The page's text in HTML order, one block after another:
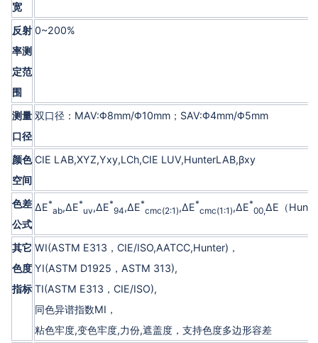
宽
反射
率测
定范
围
0~200%
测量
口径
双口径：MAV:Φ8mm/Φ10mm；SAV:Φ4mm/Φ5mm
颜色
空间
CIE LAB,XYZ,Yxy,LCh,CIE LUV,HunterLAB,βxy
色差
公式
ΔE*
ab,ΔE*
uv,ΔE*
94,ΔE*
cmc(2:1),ΔE*
cmc(1:1),ΔE*
00,ΔE（
其它
色度
指标
WI(ASTM E313，CIE/ISO,AATCC,Hunter)，
YI(ASTM D1925，ASTM 313),
TI(ASTM E313，CIE/ISO),
同色异谱指数MI，
粘色牢度,变色牢度,力份,遮盖度，支持色度多边形容差